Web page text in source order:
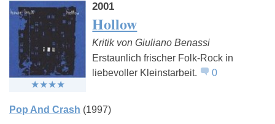
Jupiter Jones The Hu
2001
Hollow
Kritik von Giuliano Benassi
Erstaunlich frischer Folk-Rock in
liebevoller Kleinstarbeit.
0
Pop And Crash (1997)